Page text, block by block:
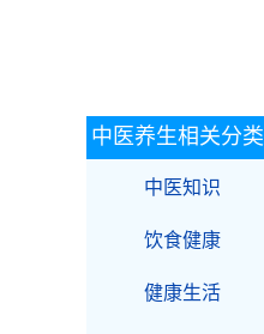
中医养生相关分类
中医知识
饮食健康
健康生活